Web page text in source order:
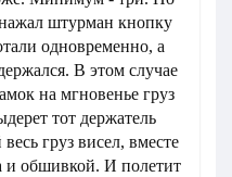
штурман кнопку
одновременно, а
В этом случае
на мгновенье груз
тот держатель
груз висел, вместе
и обшивкой. И полетит